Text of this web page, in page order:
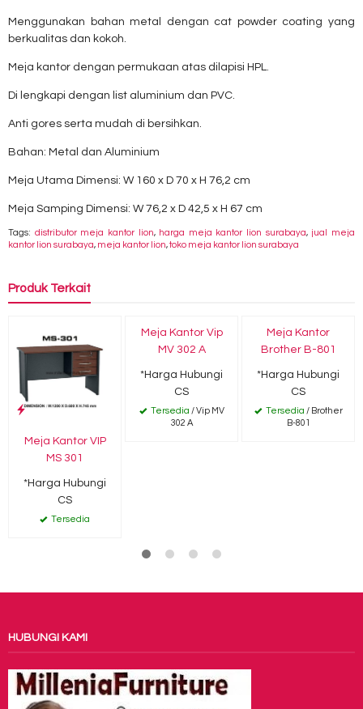
Menggunakan bahan metal dengan cat powder coating yang
berkualitas dan kokoh.
Meja kantor dengan permukaan atas dilapisi HPL.
Di lengkapi dengan list aluminium dan PVC.
Anti gores serta mudah di bersihkan.
Bahan: Metal dan Aluminium
Meja Utama Dimensi: W 160 x D 70 x H 76,2 cm
Meja Samping Dimensi: W 76,2 x D 42,5 x H 67 cm
Tags: distributor meja kantor lion, harga meja kantor lion surabaya, jual meja
kantor lion surabaya, meja kantor lion,toko meja kantor lion surabaya
Produk Terkait
Meja Kantor VIP
MS 301
*Harga Hubungi
CS
Tersedia
Meja Kantor Vip
MV 302 A
*Harga Hubungi
CS
Tersedia / Vip MV
302 A
Meja Kantor
Brother B-801
*Harga Hubungi
CS
Tersedia / Brother
B-801
HUBUNGI KAMI